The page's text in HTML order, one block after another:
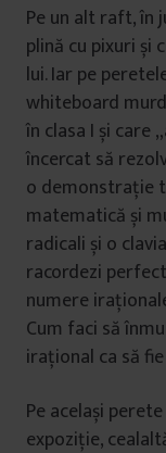
Pe un alt raft, în
plină cu pixuri și
lui. Iar pe
whiteboard
în clasa I și care
încercat să
o demonstrație
matematică și
radicali și o
racordezi
numere
Cum faci să
irațional ca să
Pe același
expoziție,